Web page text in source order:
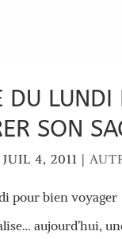
DU
SON
JUIL 4, 2011 |
pour bien
aujourd’hui,